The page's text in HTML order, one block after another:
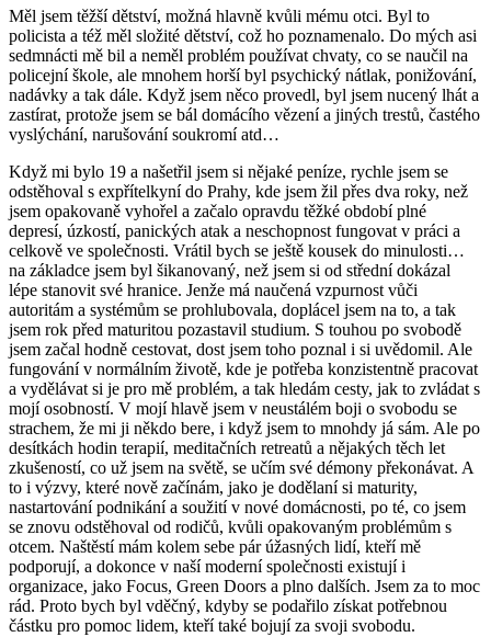
Měl jsem těžší dětství, možná hlavně kvůli mému otci. Byl to
policista a též měl složité dětství, což ho poznamenalo. Do mých asi
sedmnácti mě bil a neměl problém používat chvaty, co se naučil na
policejní škole, ale mnohem horší byl psychický nátlak, ponižování,
nadávky a tak dále. Když jsem něco provedl, byl jsem nucený lhát a
zastírat, protože jsem se bál domácího vězení a jiných trestů, častého
vyslýchání, narušování soukromí atd…
Když mi bylo 19 a našetřil jsem si nějaké peníze, rychle jsem se
odstěhoval s expřítelkyní do Prahy, kde jsem žil přes dva roky, než
jsem opakovaně vyhořel a začalo opravdu těžké období plné
depresí, úzkostí, panických atak a neschopnost fungovat v práci a
celkově ve společnosti. Vrátil bych se ještě kousek do minulosti…
na základce jsem byl šikanovaný, než jsem si od střední dokázal
lépe stanovit své hranice. Jenže má naučená vzpurnost vůči
autoritám a systémům se prohlubovala, doplácel jsem na to, a tak
jsem rok před maturitou pozastavil studium. S touhou po svobodě
jsem začal hodně cestovat, dost jsem toho poznal i si uvědomil. Ale
fungování v normálním životě, kde je potřeba konzistentně pracovat
a vydělávat si je pro mě problém, a tak hledám cesty, jak to zvládat s
mojí osobností. V mojí hlavě jsem v neustálém boji o svobodu se
strachem, že mi ji někdo bere, i když jsem to mnohdy já sám. Ale po
desítkách hodin terapií, meditačních retreatů a nějakých těch let
zkušeností, co už jsem na světě, se učím své démony překonávat. A
to i výzvy, které nově začínám, jako je dodělaní si maturity,
nastartování podnikání a soužití v nové domácnosti, po té, co jsem
se znovu odstěhoval od rodičů, kvůli opakovaným problémům s
otcem. Naštěstí mám kolem sebe pár úžasných lidí, kteří mě
podporují, a dokonce v naší moderní společnosti existují i
organizace, jako Focus, Green Doors a plno dalších. Jsem za to moc
rád. Proto bych byl vděčný, kdyby se podařilo získat potřebnou
částku pro pomoc lidem, kteří také bojují za svoji svobodu.